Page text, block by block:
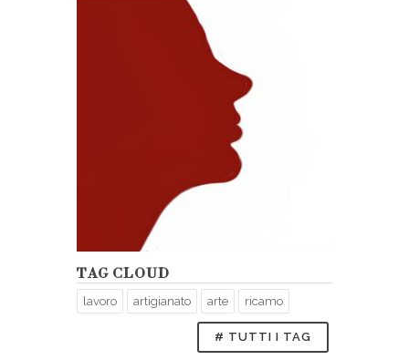
TAG CLOUD
lavoro artigianato arte ricamo
# TUTTI I TAG